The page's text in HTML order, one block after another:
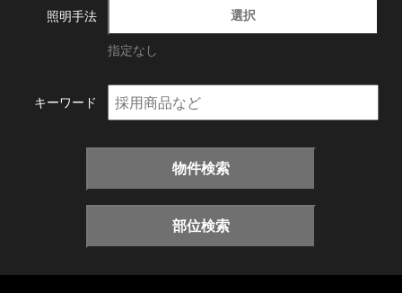
照明手法 選択
指定なし
キーワード
物件検索
部位検索